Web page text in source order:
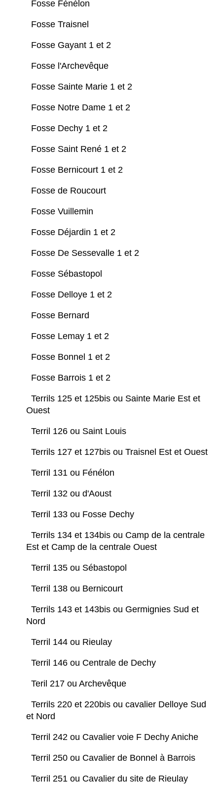
Fosse Fénélon
Fosse Traisnel
Fosse Gayant 1 et 2
Fosse l'Archevêque
Fosse Sainte Marie 1 et 2
Fosse Notre Dame 1 et 2
Fosse Dechy 1 et 2
Fosse Saint René 1 et 2
Fosse Bernicourt 1 et 2
Fosse de Roucourt
Fosse Vuillemin
Fosse Déjardin 1 et 2
Fosse De Sessevalle 1 et 2
Fosse Sébastopol
Fosse Delloye 1 et 2
Fosse Bernard
Fosse Lemay 1 et 2
Fosse Bonnel 1 et 2
Fosse Barrois 1 et 2
Terrils 125 et 125bis ou Sainte Marie Est et
Ouest
Terril 126 ou Saint Louis
Terrils 127 et 127bis ou Traisnel Est et Ouest
Terril 131 ou Fénélon
Terril 132 ou d'Aoust
Terril 133 ou Fosse Dechy
Terrils 134 et 134bis ou Camp de la centrale
Est et Camp de la centrale Ouest
Terril 135 ou Sébastopol
Terril 138 ou Bernicourt
Terrils 143 et 143bis ou Germignies Sud et
Nord
Terril 144 ou Rieulay
Terril 146 ou Centrale de Dechy
Teril 217 ou Archevêque
Terrils 220 et 220bis ou cavalier Delloye Sud
et Nord
Terril 242 ou Cavalier voie F Dechy Aniche
Terril 250 ou Cavalier de Bonnel à Barrois
Terril 251 ou Cavalier du site de Rieulay